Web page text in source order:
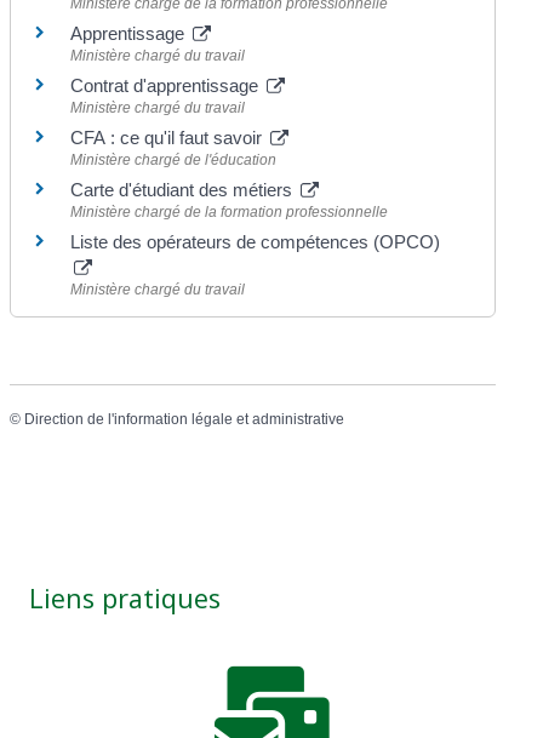
Ministère chargé de la formation professionnelle
Apprentissage
Ministère chargé du travail
Contrat d'apprentissage
Ministère chargé du travail
CFA : ce qu'il faut savoir
Ministère chargé de l'éducation
Carte d'étudiant des métiers
Ministère chargé de la formation professionnelle
Liste des opérateurs de compétences (OPCO)
Ministère chargé du travail
© Direction de l'information légale et administrative
Liens pratiques